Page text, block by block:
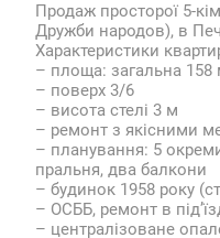
Продаж просторої 5-
Дружби народов), в
Характеристики
– площа: загальна 158
– поверх 3/6
– висота стелі 3 м
– ремонт з якісними
– планування: 5
пральня, два балкони
– будинок 1958 року
– ОСББ, ремонт в
– централізоване